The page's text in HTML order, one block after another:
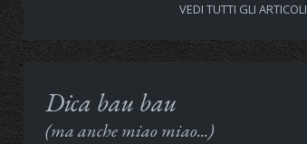
VEDI TUTTI GLI ARTICOLI
Dica bau bau
(ma anche miao miao...)